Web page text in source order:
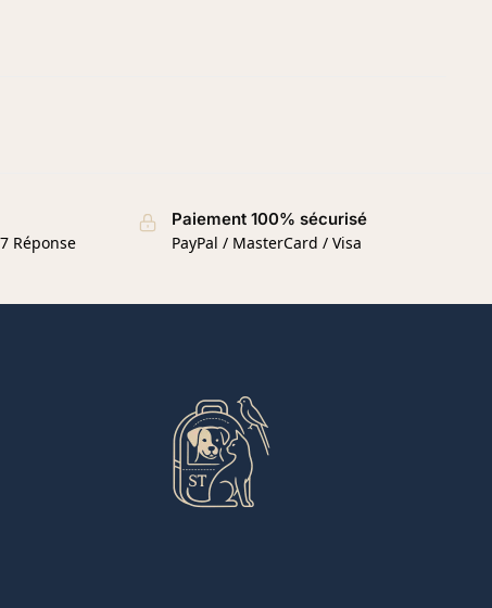
Réponse
Paiement 100% sécurisé
PayPal / MasterCard / Visa